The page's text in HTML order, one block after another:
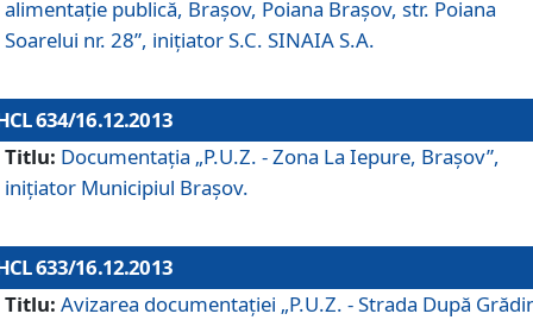
alimentaţie publică, Braşov, Poiana Braşov, str. Poiana
Soarelui nr. 28”, iniţiator S.C. SINAIA S.A.
634/16.12.2013
Titlu: Documentaţia „P.U.Z. - Zona La Iepure, Braşov”,
iniţiator Municipiul Braşov.
633/16.12.2013
Titlu: Avizarea documentaţiei „P.U.Z. - Strada După